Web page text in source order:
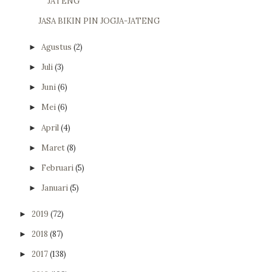
JASA BIKIN PIN JOGJA-JATENG
► Agustus (2)
► Juli(3)
► Juni(6)
► Mei(6)
► April(4)
► Maret(8)
► Februari(5)
► Januari(5)
► 2019 (72)
► 2018 (87)
► 2017(138)